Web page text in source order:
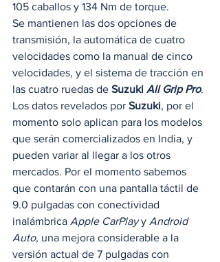
105 caballos y 134 Nm de torque.
Se mantienen las dos opciones de
transmisión, la automática de cuatro
velocidades como la manual de cinco
velocidades, y el sistema de tracción en
las cuatro ruedas de Suzuki All Grip Pro.
Los datos revelados por Suzuki, por el
momento solo aplican para los modelos
que serán comercializados en India, y
pueden variar al llegar a los otros
mercados. Por el momento sabemos
que contarán con una pantalla táctil de
9.0 pulgadas con conectividad
inalámbrica Apple CarPlay y Android
Auto, una mejora considerable a la
versión actual de 7 pulgadas con